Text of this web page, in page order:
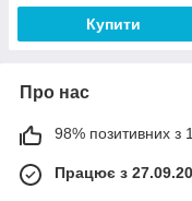
Купити
Про нас
98% позитивних з
Працює з